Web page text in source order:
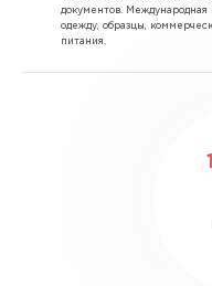
документов. Международная
одежду, образцы,
питания.